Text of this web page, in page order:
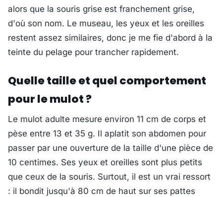
alors que la souris grise est franchement grise,
d'où son nom. Le museau, les yeux et les oreilles
restent assez similaires, donc je me fie d'abord à la
teinte du pelage pour trancher rapidement.
Quelle taille et quel comportement
pour le mulot ?
Le mulot adulte mesure environ 11 cm de corps et
pèse entre 13 et 35 g. Il aplatit son abdomen pour
passer par une ouverture de la taille d'une pièce de
10 centimes. Ses yeux et oreilles sont plus petits
que ceux de la souris. Surtout, il est un vrai ressort
: il bondit jusqu'à 80 cm de haut sur ses pattes